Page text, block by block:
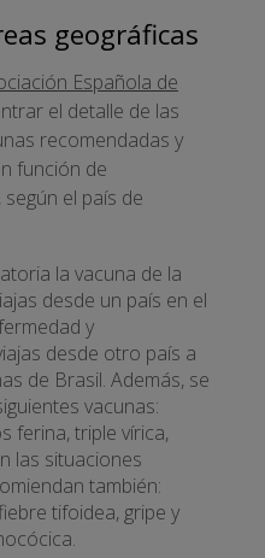
geográficas
Española de
el detalle de las
recomendadas y
función de
el país de
la vacuna de la
desde un país en el
y
desde otro país a
de Brasil. Además, se
vacunas:
ferina, triple vírica,
las situaciones
también:
tifoidea, gripe y